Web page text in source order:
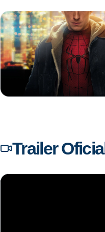
Trailer Oficial